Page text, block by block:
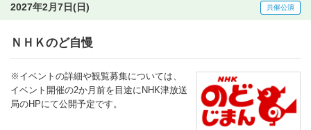
2027年2月7日(日) 共催公演
ＮＨＫのど自慢
※イベントの詳細や観覧募集については、
イベント開催の2か月前を目途にNHK津放送
局のHPにて公開予定です。